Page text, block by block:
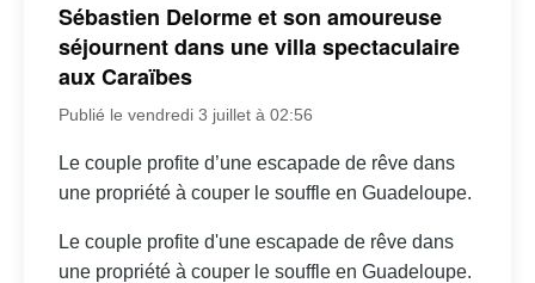
Sébastien Delorme et son amoureuse
séjournent dans une villa spectaculaire
aux Caraïbes
Publié le vendredi 3 juillet à 02:56
Le couple profite d’une escapade de rêve dans
une propriété à couper le souffle en Guadeloupe.
Le couple profite d'une escapade de rêve dans
une propriété à couper le souffle en Guadeloupe.